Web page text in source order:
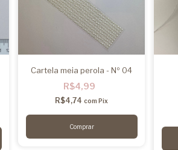
Cartela meia perola - Nº 04
R$4,99
R$4,74 com Pix